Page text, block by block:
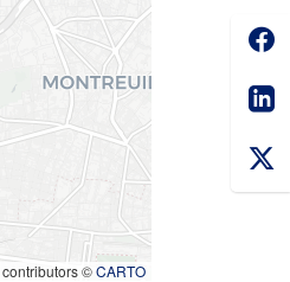
contributors ©CARTO